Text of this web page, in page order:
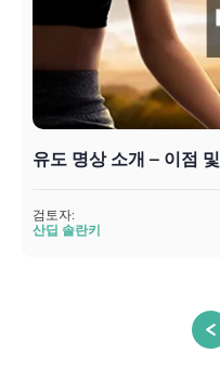
유도 명상 소개 – 이점
검토자:
산딥 솔란키